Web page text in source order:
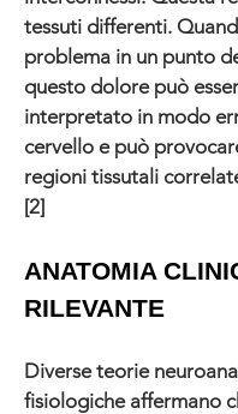
tessuti differenti.
problema in un punto
questo dolore può
interpretato in modo
cervello e può
regioni tissutali
[2]
ANATOMIA
RILEVANTE
Diverse teorie
fisiologiche affermano